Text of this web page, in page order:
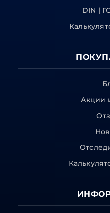
DIN |
Акции